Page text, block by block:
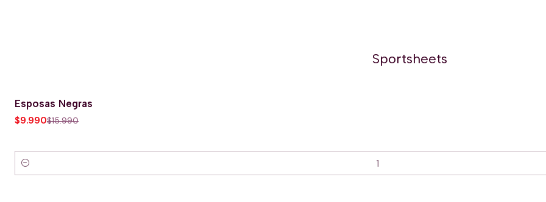
Sportsheets
-38% OFERTA HOT
Esposas Negras
$9.990$15.990
Cantidad